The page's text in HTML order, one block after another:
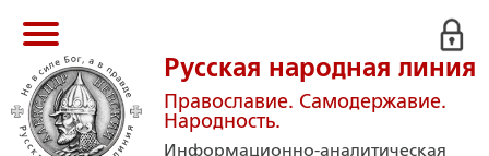
Русская народная линия
Православие. Самодержавие.
Народность.
Информационно-аналитическая